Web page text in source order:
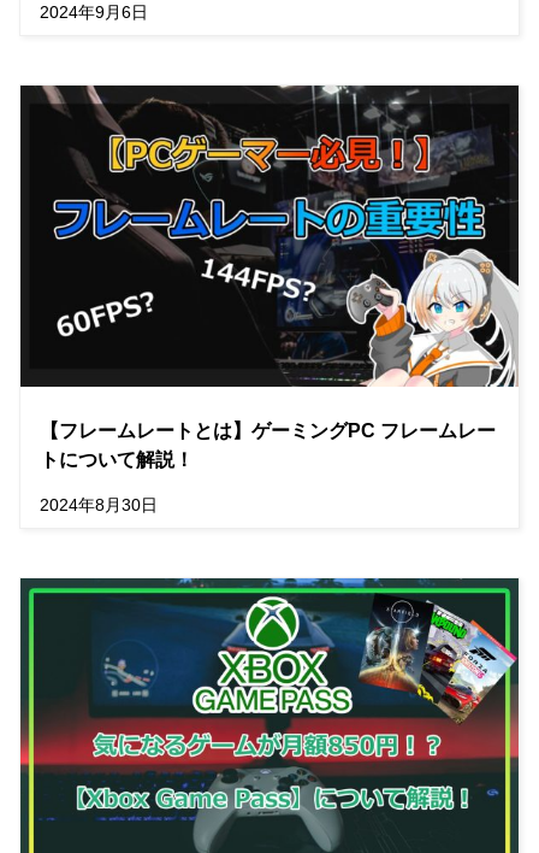
2024年9月6日
【フレームレートとは】ゲーミングPC フレームレー
トについて解説！
2024年8月30日